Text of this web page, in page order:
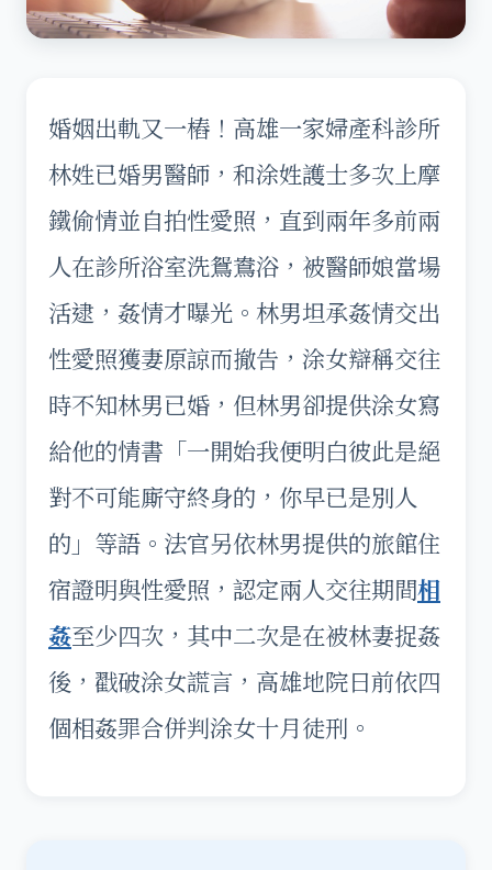
婚姻出軌又一樁！高雄一家婦產科診所
林姓已婚男醫師，和涂姓護士多次上摩
鐵偷情並自拍性愛照，直到兩年多前兩
人在診所浴室洗鴛鴦浴，被醫師娘當場
活逮，姦情才曝光。林男坦承姦情交出
性愛照獲妻原諒而撤告，涂女辯稱交往
時不知林男已婚，但林男卻提供涂女寫
給他的情書「一開始我便明白彼此是絕
對不可能廝守終身的，你早已是別人
的」等語。法官另依林男提供的旅館住
宿證明與性愛照，認定兩人交往期間相
姦至少四次，其中二次是在被林妻捉姦
後，戳破涂女謊言，高雄地院日前依四
個相姦罪合併判涂女十月徒刑。